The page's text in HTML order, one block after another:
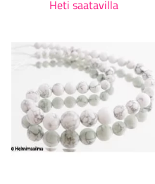
Heti saatavilla